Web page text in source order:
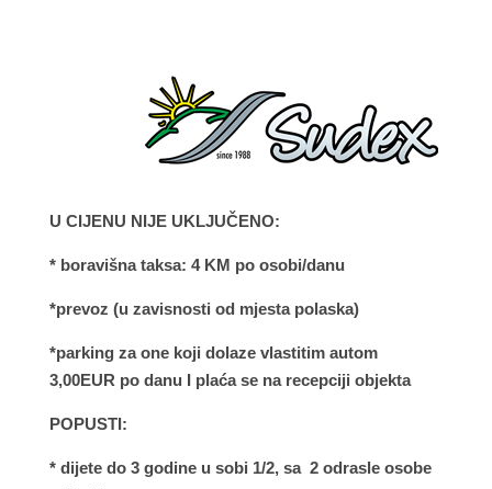
U CIJENU NIJE UKLJUČENO:
* boravišna taksa: 4 KM po osobi/danu
*prevoz (u zavisnosti od mjesta polaska)
*parking za one koji dolaze vlastitim autom
3,00EUR po danu I plaća se na recepciji objekta
POPUSTI:
* dijete do 3 godine u sobi 1/2, sa 2 odrasle osobe